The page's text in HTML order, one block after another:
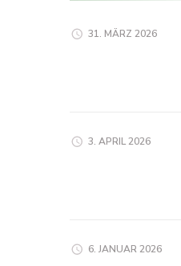
31. MÄRZ 2026
3. APRIL 2026
6. JANUAR 2026